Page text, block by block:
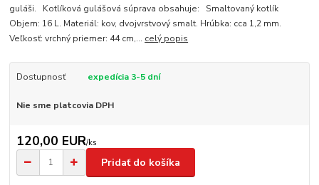
guláši. Kotlíková gulášová súprava obsahuje: Smaltovaný kotlík
Objem: 16 L. Materiál: kov, dvojvrstvový smalt. Hrúbka: cca 1,2 mm.
Veľkosť: vrchný priemer: 44 cm,... celý popis
Dostupnosť expedícia 3-5 dní
Nie sme platcovia DPH
120,00 EUR/ks
Pridať do košíka